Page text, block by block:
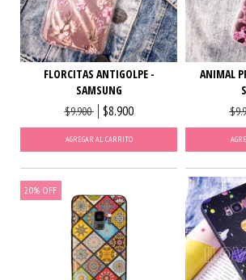
FLORCITAS ANTIGOLPE -
SAMSUNG
$9.900 $8.900
AGREGAR AL CARRITO
ANIMAL
20% OFF